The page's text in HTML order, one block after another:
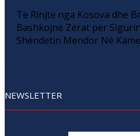
Të Rinjtë nga Kosova dhe
Bashkojnë Zërat për
Shëndetin Mendor Në
NEWSLETTER